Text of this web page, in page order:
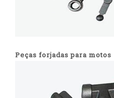
Peças forjadas para motos